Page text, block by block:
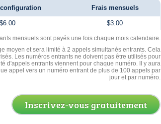
Frais mensuels
$6.00 $3.00
mensuels sont payés une fois chaque mois calendaire.
moyen et sera limité à 2 appels simultanés entrants. Cela
Les numéros entrants ne doivent pas être utilisés pour
d'appels entrants viennent pour chaque numéro. Il y aura
appel vers un numéro entrant de plus de 100 appels par
jour et par numéro.
Inscrivez-vous gratuitement